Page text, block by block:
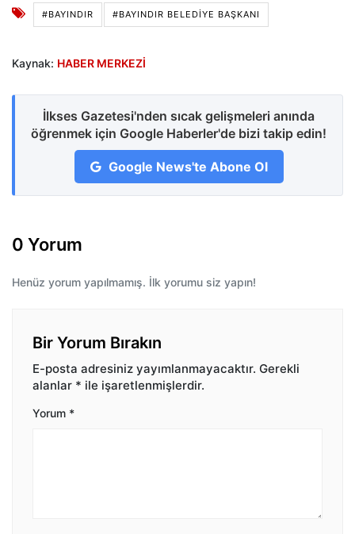
#BAYINDIR #BAYINDIR BELEDIYE BAŞKANI
Kaynak: HABER MERKEZİ
İlkses Gazetesi'nden sıcak gelişmeleri anında
öğrenmek için Google Haberler'de bizi takip edin!
Google News'te Abone Ol
0 Yorum
Henüz yorum yapılmamış. İlk yorumu siz yapın!
Bir Yorum Bırakın
E-posta adresiniz yayımlanmayacaktır. Gerekli
alanlar * ile işaretlenmişlerdir.
Yorum *